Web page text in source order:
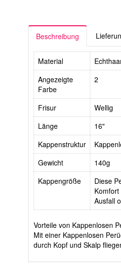
Beschreibung
Material
Angezeigte
Farbe
2
Frisur
Wellig
Länge
16"
Kappenstruktur
Gewicht
140g
Kappengröße
Diese
Ausfall
Vorteile von Kappenlosen
Mit einer Kappenlosen
durch Kopf und Skalp